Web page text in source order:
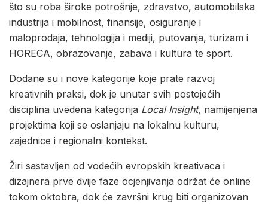
što su roba široke potrošnje, zdravstvo, automobilska
industrija i mobilnost, finansije, osiguranje i
maloprodaja, tehnologija i mediji, putovanja, turizam i
HORECA, obrazovanje, zabava i kultura te sport.
Dodane su i nove kategorije koje prate razvoj
kreativnih praksi, dok je unutar svih postojećih
disciplina uvedena kategorija Local Insight, namijenjena
projektima koji se oslanjaju na lokalnu kulturu,
zajednice i regionalni kontekst.
Žiri sastavljen od vodećih evropskih kreativaca i
dizajnera prve dvije faze ocjenjivanja održat će online
tokom oktobra, dok će završni krug biti organizovan